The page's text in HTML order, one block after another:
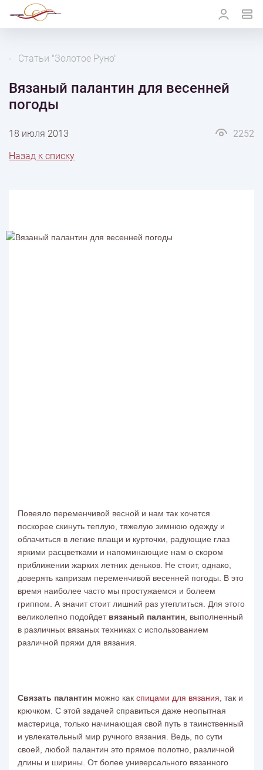
Статьи "Золотое Руно"
Вязаный палантин для весенней
погоды
18 июля 2013
2252
Назад к списку
Повеяло переменчивой весной и нам так хочется
поскорее скинуть теплую, тяжелую зимнюю одежду и
облачиться в легкие плащи и курточки, радующие глаз
яркими расцветками и напоминающие нам о скором
приближении жарких летних деньков. Не стоит, однако,
доверять капризам переменчивой весенней погоды. В это
время наиболее часто мы простужаемся и болеем
гриппом. А значит стоит лишний раз утеплиться. Для этого
великолепно подойдет вязаный палантин , выполненный
в различных вязаных техниках с использованием
различной пряжи для вязания
Связать палантин можно как спицами для вязания , так и
крючком . С этой задачей справиться даже неопытная
мастерица, только начинающая свой путь в таинственный
и увлекательный мир ручного вязания . Ведь, по сути
своей, любой палантин это прямое полотно, различной
длины и ширины. От более универсального вязанного